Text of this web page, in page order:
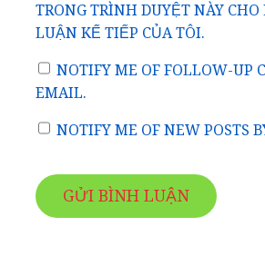
TRONG TRÌNH DUYỆT NÀY
LUẬN KẾ TIẾP CỦA TÔI.
NOTIFY ME OF FOLLOW-UP
EMAIL.
NOTIFY ME OF NEW POSTS